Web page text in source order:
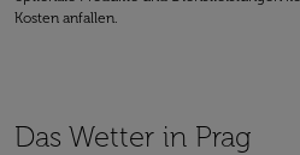
Kosten anfallen.
Das Wetter in Prag